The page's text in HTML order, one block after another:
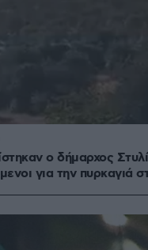
ο δήμαρχος
για την πυρκαγιά